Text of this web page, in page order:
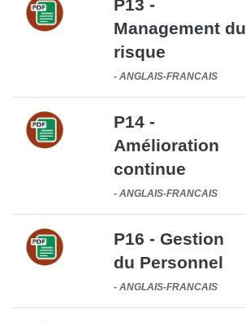
P13 -
Management du
risque
- ANGLAIS-FRANCAIS
P14 -
Amélioration
continue
- ANGLAIS-FRANCAIS
P16 - Gestion
du Personnel
- ANGLAIS-FRANCAIS